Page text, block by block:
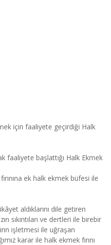
için faaliyete geçirdiği Halk
faaliyete başlattığı Halk Ekmek
ek halk ekmek büfesi ile
aldıklarını dile getiren
sıkıntıları ve dertleri ile birebir
işletmesi ile uğraşan
karar ile halk ekmek fırını